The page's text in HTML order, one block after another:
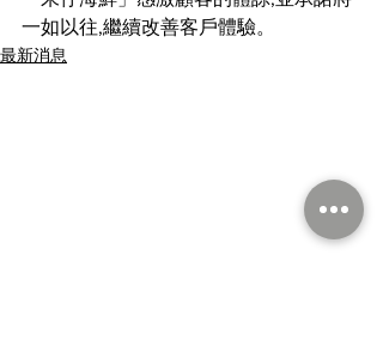
一如以往,繼續改善客戶體驗。
最新消息